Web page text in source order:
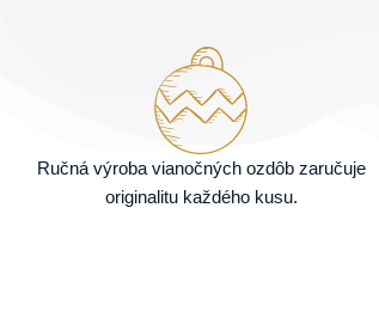
Ručná výroba vianočných ozdôb zaručuje
originalitu každého kusu.